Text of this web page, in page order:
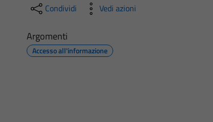
Condividi Vedi azioni
Argomenti
Accesso all'informazione